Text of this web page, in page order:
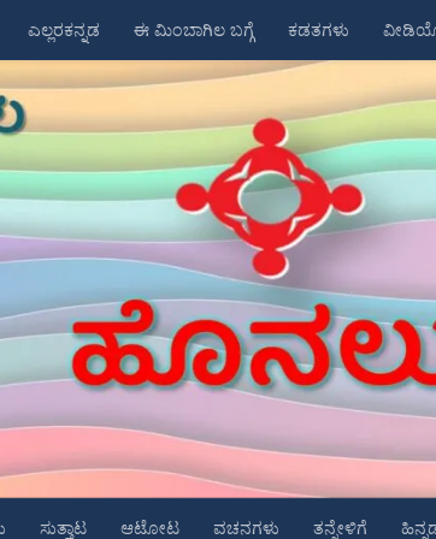
ಎಲ್ಲರಕನ್ನಡ ಈ ಮಿಂಬಾಗಿಲ ಬಗ್ಗೆ ಕಡತಗಳು
ಸುತ್ತಾಟ ಆಟೋಟ ವಚನಗಳು ತನ್ನೇಳಿಗೆ